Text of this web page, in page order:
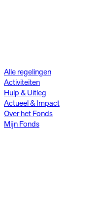
Alle regelingen
Activiteiten
Hulp & Uitleg
Actueel & Impact
Over het Fonds
Mijn Fonds